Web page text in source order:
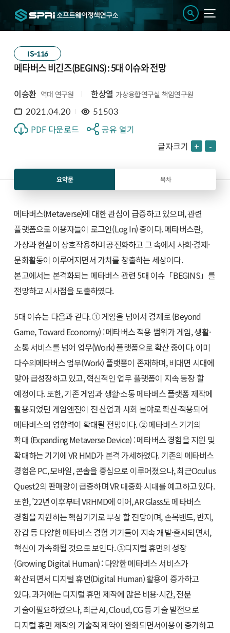
IS-116
메타버스 비긴즈(BEGINS) : 5대 이슈와 전망
이승환 역대 연구원 한상열 가상융합연구실 책임연구원
2021.04.20 51503
PDF 다운로드
공유 열기
글자크기 + -
요약문 목차
메타버스(Metaverse)에 대한 관심이 급증하고 있으며, 관련
플랫폼으로 이용자들이 로그인(Log In) 중이다. 메타버스란,
가상과 현실이 상호작용하며 공진화하고 그 속에서 사회·경제·
문화활동이 이루어지면서 가치를 창출하는 세상이다.
본고에서는 본격화되는 메타버스 관련 5대 이슈「BEGINS」를
전망하고 시사점을 도출하였다.
5대 이슈는 다음과 같다.① 게임을 넘어서 경제로 (Beyond
Game, Toward Economy) :메타버스 적용 범위가 게임, 생활·
소통 서비스를 넘어 업무(Work) 플랫폼으로 확산 중이다. 이미
다수의메타버스 업무(Work) 플랫폼이 존재하며, 비대면 시대에
맞아 급성장하고 있고, 혁신적인 업무 플랫폼이 지속 등장 할
예정이다. 또한, 기존 게임과 생활·소통 메타버스 플랫폼 제작에
활용되었던 게임엔진이 전 산업과 사회 분야로 확산·적용되어
메타버스의 영향력이 확대될 전망이다.② 메타버스 기기의
확대 (Expanding Metaverse Device) :메타버스 경험을 지원 및
확대하는 기기에 VR HMD가 본격 가세하였다. 기존의 메타버스
경험은 PC, 모바일, 콘솔을 중심으로 이루어졌으나, 최근Oculus
Quest2의 판매량이 급증하며 VR 대중화 시대를 예고하고 있다.
또한, ’22년 이후부터 VRHMD에 이어, AR Glass도 메타버스
경험을 지원하는 핵심기기로 부상 할 전망이며, 손목밴드, 반지,
장갑 등 다양한 메타버스 경험 기기들이 지속 개발·출시되면서,
혁신이 가속화될 것으로 보인다.③디지털 휴먼의 성장
(Growing Digital Human) :다양한 메타버스 서비스가
확산되면서 디지털 휴먼(Digital Human) 활용이 증가하고
있다. 과거에는 디지털 휴먼 제작에 많은 비용·시간, 전문
기술이필요하였으나, 최근 AI, Cloud, CG 등 기술 발전으로
디지털 휴먼 제작의 기술적 제약이 완화되면서이용이 증가하고